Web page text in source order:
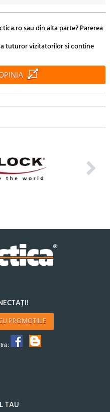
sau din alta parte? Parerea
tuturor vizitatorilor si contine
PROMOTIILE
TAU